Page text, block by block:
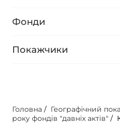
Фонди
Покажчики
Головна / Географічний
року фондів "давніх актів" /